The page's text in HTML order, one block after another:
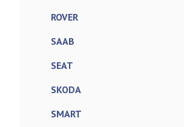
ROVER
SAAB
SEAT
SKODA
SMART